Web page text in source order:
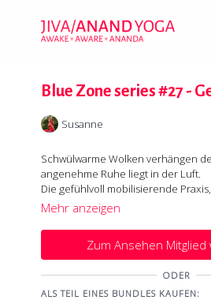
Blue Zone series #27 -
Susanne
Schwülwarme Wolken verhängen
angenehme Ruhe liegt in der Luft.
Die gefühlvoll mobilisierende
Bewegungen für die Wirbelsäule
Balance, fördert Ruhe und
(Standwaage) öffnet die Chakren
(feinstoffliche Wirbelsäule),
zielorientiert zu sein - eine Prise
rundet das Erleben ab.
In der Ruhe, in der Einfachheit
Zufriedenheit - eine ganz alte
Mehr anzeigen
Zum Ansehen Mitglied
ODER
ALS TEIL EINES BUNDLES KAUFEN: